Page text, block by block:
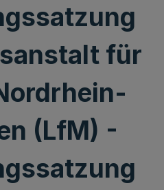
für
(LfM) -